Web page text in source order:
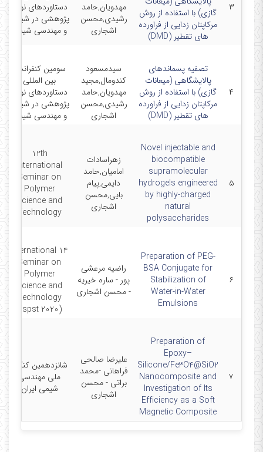
۳
گازی) با استفاده از روش
مرکاپتان زدایی از فراورده
های تقطیر (DMD)
مهدویان,حامد
رشیدی,محسن
اشجاری
دستاوردهای نوین
پژوهشی در شیمی
و مهندسی شیمی
۴
تصفیه پسماندهای
پالایشگاهی (میعانات
گازی) با استفاده از روش
مرکاپتان زدایی از فراورده
های تقطیر (DMD)
سیدمسعود
کندومال,مجید
مهدویان,حامد
رشیدی,محسن
اشجاری
سومین کنفرانس
بین المللی
دستاوردهای نوین
پژوهشی در شیمی
و مهندسی شیمی
۵
Novel injectable and
biocompatible
supramolecular
hydrogels engineered
by highly-charged
natural
polysaccharides
زهراسادات
امامیان,حامد
دایمی,پیام
بایی,محسن
اشجاری
12th
International
Seminar on
Polymer
Science and
Technology
۶
Preparation of PEG-
BSA Conjugate for
Stabilization of
Water-in-Water
Emulsions
راضیه مرعشی
پور - ساره خیریه
- محسن اشجاری
14 International
Seminar on
Polymer
Science and
Technology
(ispst 2020)
۷
Preparation of
Epoxy–
Silicone/Fe3O4@SiO2
Nanocomposite and
Investigation of Its
Efficiency as a Soft
Magnetic Composite
علیرضا صالحی
فراهانی -محمد
براتی - محسن
اشجاری
شانزدهمین کنگره
ملی مهندسی
شیمی ایران